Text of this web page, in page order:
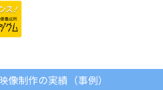
像制作の実績（事例）